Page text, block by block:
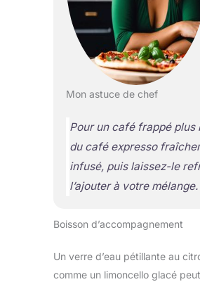
Mon astuce de chef
Pour un café frappé plus
du café expresso
infusé, puis laissez-le
l’ajouter à votre mélange.
Boisson d’accompagnement
Un verre d’eau pétillante au
comme un limoncello glacé